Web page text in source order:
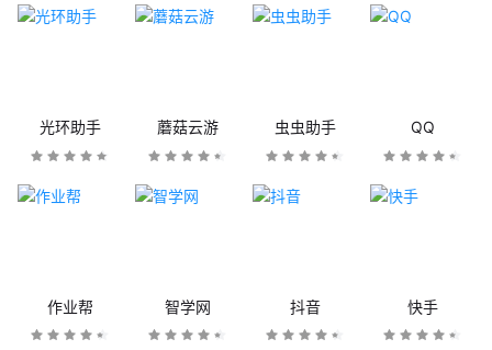
光环助手 蘑菇云游 虫虫助手 QQ
作业帮 智学网 抖音 快手